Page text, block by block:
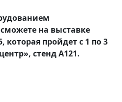
на выставке
которая пройдет с 1 по 3
стенд А121.